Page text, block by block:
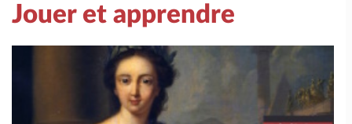
Jouer et apprendre